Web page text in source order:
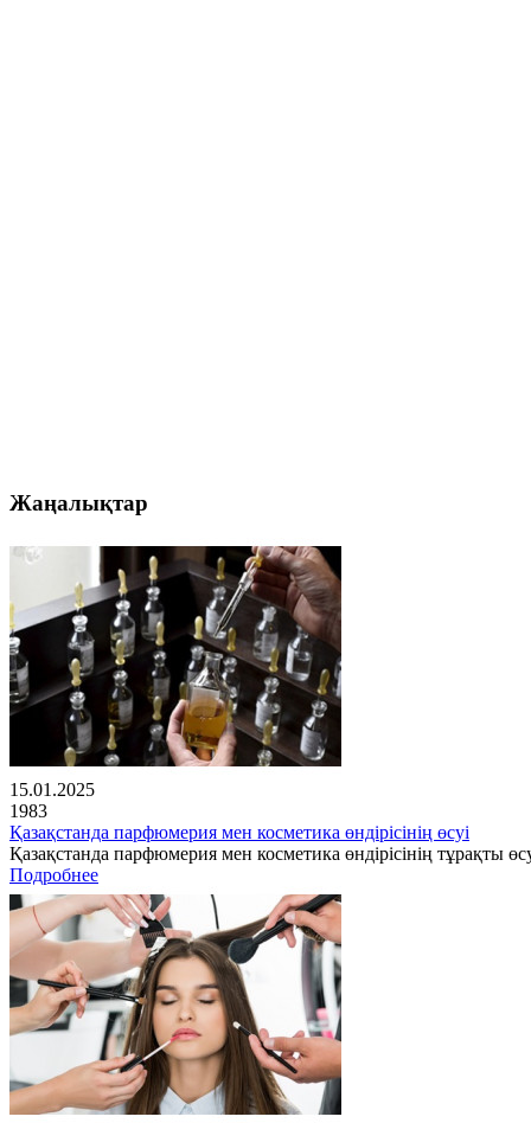
Жаңалықтар
15.01.2025
1983
Қазақстанда парфюмерия мен косметика өндірісінің өсуі
Қазақстанда парфюмерия мен косметика өндірісінің тұрақты
Подробнее